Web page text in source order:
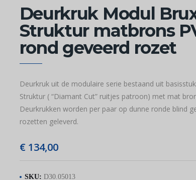
Deurkruk Modul
Struktur matbrons
rond geveerd rozet
Deurkruk uit de modulaire serie bestaand uit
Struktur ( “Diamant Cut” ruitjes patroon) met mat
Deurkrukken worden per paar op dunne ronde blind
rozetten geleverd.
€134,00
SKU: D30.05013